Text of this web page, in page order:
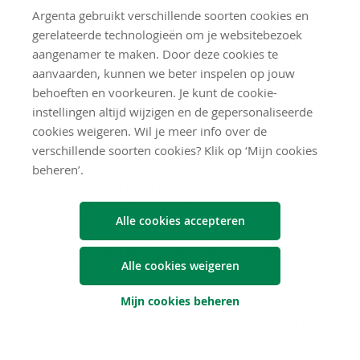
Argenta gebruikt verschillende soorten cookies en
gerelateerde technologieën om je websitebezoek
aangenamer te maken. Door deze cookies te
aanvaarden, kunnen we beter inspelen op jouw
behoeften en voorkeuren. Je kunt de cookie-
instellingen altijd wijzigen en de gepersonaliseerde
cookies weigeren. Wil je meer info over de
verschillende soorten cookies? Klik op ‘Mijn cookies
beheren’.
Alle cookies accepteren
Alle cookies weigeren
Mijn cookies beheren
Ze zeggen dat er jou niks kan gebeuren. Vraagt de
bank wat er op je rekening gebeurt? Dan zeg je dat
je jouw bankkaart kwijt bent.
Soms dreigen ze ermee gevoelige informatie over
jou bekend te maken.
Kortom, ze wekken de indruk dat je makkelijk en snel geld
erop ingaat pleeg je wel degelijk een crimineel feit.
Wat zijn de ge­vol­gen als je geld­ezel